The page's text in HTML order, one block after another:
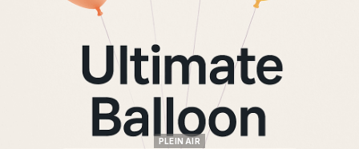
PLEIN AIR